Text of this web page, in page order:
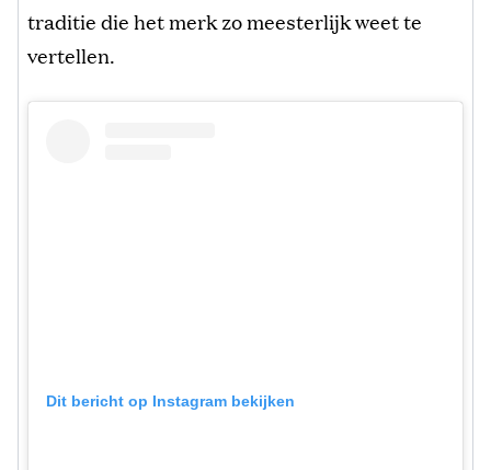
traditie die het merk zo meesterlijk weet te
vertellen.
Dit bericht op Instagram bekijken